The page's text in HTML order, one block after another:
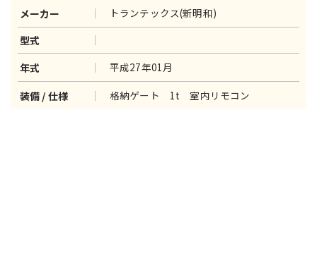
メーカー
トランテックス(新明和)
型式
年式
平成27年01月
装備 / 仕様 格納ゲート 1t 室内リモコン